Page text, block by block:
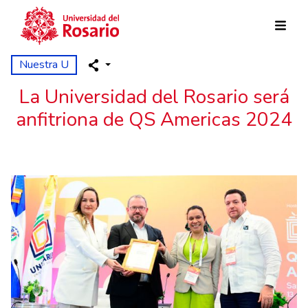
Pasar al contenido principal
Nuestra U
La Universidad del Rosario será
anfitriona de QS Americas 2024